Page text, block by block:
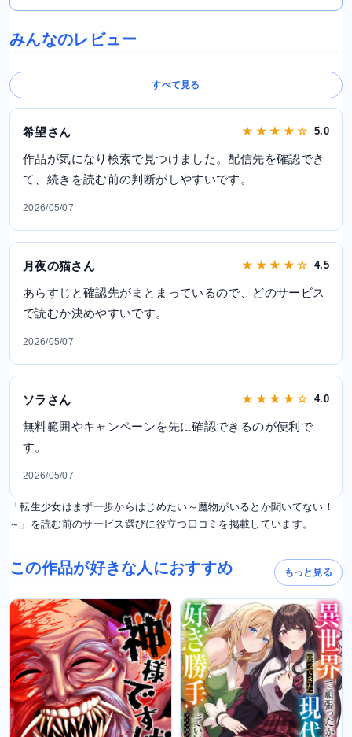
みんなのレビュー
すべて見る
希望さん ★ ★ ★ ★ ☆ 5.0
作品が気になり検索で見つけました。配信先を確認でき
て、続きを読む前の判断がしやすいです。
2026/05/07
月夜の猫さん ★ ★ ★ ★ ☆ 4.5
あらすじと確認先がまとまっているので、どのサービス
で読むか決めやすいです。
2026/05/07
ソラさん ★ ★ ★ ★ ☆ 4.0
無料範囲やキャンペーンを先に確認できるのが便利で
す。
2026/05/07
「転生少女はまず一歩からはじめたい～魔物がいるとか聞いてない！
～」を読む前のサービス選びに役立つ口コミを掲載しています。
この作品が好きな人におすすめ もっと見る